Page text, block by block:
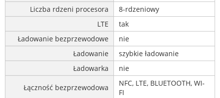
Liczba rdzeni procesora
8-rdzeniowy
LTE
tak
Ładowanie bezprzewodowe
nie
Ładowanie
szybkie ładowanie
Ładowarka
nie
Łączność bezprzewodowa
NFC, LTE, BLUETOOTH, WI-
FI